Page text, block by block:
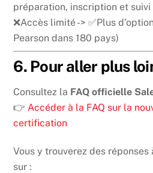
préparation, inscription et suivi
❌Accès limité -> ✅Plus
Pearson dans 180 pays)
6. Pour aller plus
Consultez la FAQ officielle
👉 Accéder à la FAQ sur la
certification
Vous y trouverez des
sur :